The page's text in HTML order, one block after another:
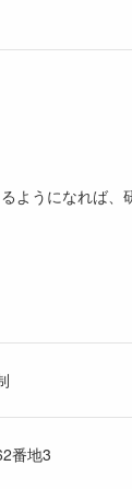
ようになれば、
番地3